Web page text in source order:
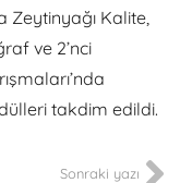
Zeytinyağı Kalite,
ve 2’nci
takdim edildi.
Sonraki yazı